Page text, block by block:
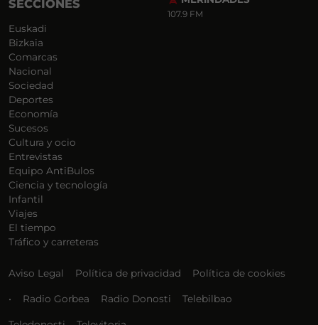
SECCIONES
Euskadi
Bizkaia
Comarcas
Nacional
Sociedad
Deportes
Economía
Sucesos
Cultura y ocio
Entrevistas
Equipo AntiBulos
Ciencia y tecnología
Infantil
Viajes
El tiempo
Tráfico y carreteras
107.9 FM
Aviso Legal Política de privacidad Política de cookies
• Radio Gorbea Radio Donosti Telebilbao